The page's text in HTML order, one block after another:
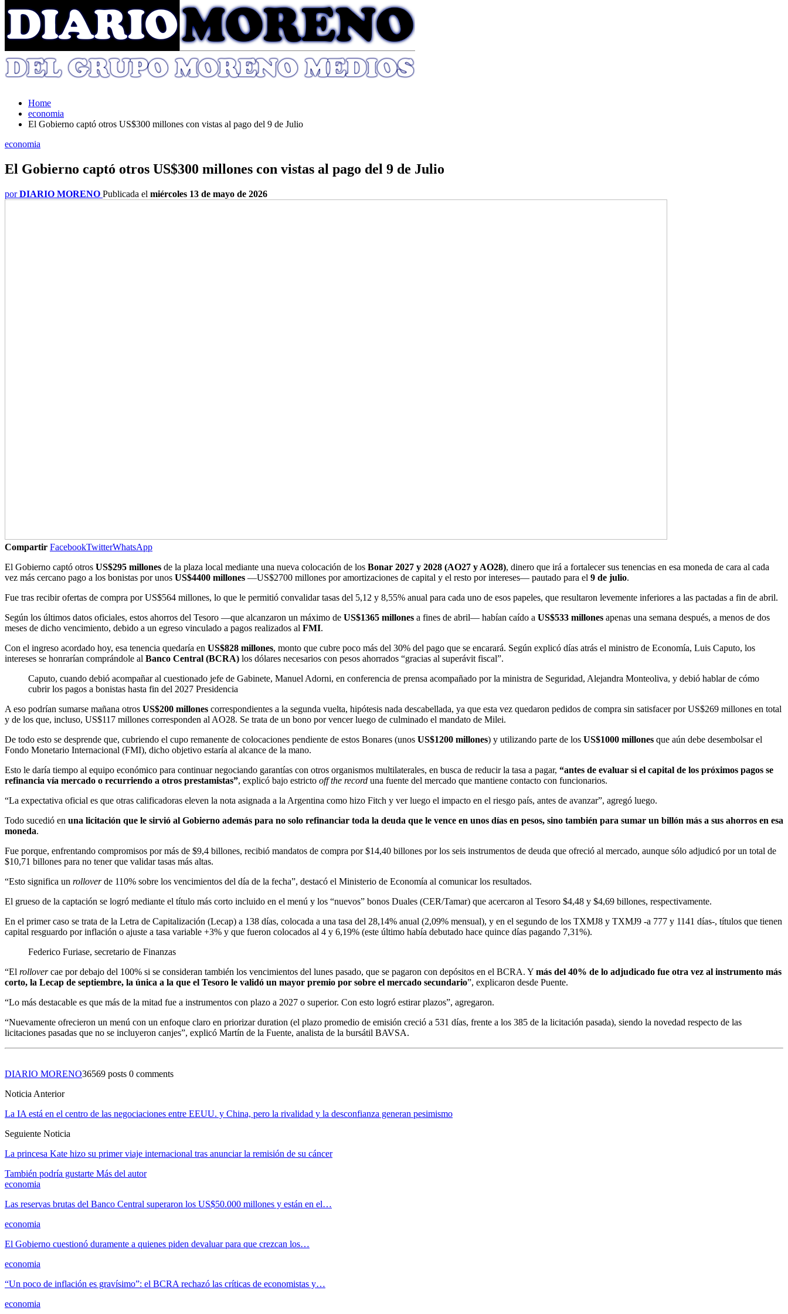
Home
economia
El Gobierno captó otros US$300 millones con vistas al pago del 9 de Julio
economia
El Gobierno captó otros US$300 millones con vistas al pago del 9 de Julio
porDIARIO MORENO Publicada el miércoles 13 de mayo de 2026
Compartir FacebookTwitterWhatsApp
El Gobierno captó otros US$295 millones de la plaza local mediante una nueva colocación de los Bonar 2027 y 2028 (AO27 y AO28), dinero que irá a fortalecer sus tenencias en esa moneda de cara al cada
vez más cercano pago a los bonistas por unos US$4400 millones —US$2700 millones por amortizaciones de capital y el resto por intereses— pautado para el 9 de julio.
Fue tras recibir ofertas de compra por US$564 millones, lo que le permitió convalidar tasas del 5,12 y 8,55% anual para cada uno de esos papeles, que resultaron levemente inferiores a las pactadas a fin de abril.
Según los últimos datos oficiales, estos ahorros del Tesoro —que alcanzaron un máximo de US$1365 millones a fines de abril— habían caído a US$533 millones apenas una semana después, a menos de dos
meses de dicho vencimiento, debido a un egreso vinculado a pagos realizados al FMI.
Con el ingreso acordado hoy, esa tenencia quedaría en US$828 millones, monto que cubre poco más del 30% del pago que se encarará. Según explicó días atrás el ministro de Economía, Luis Caputo, los
intereses se honrarían comprándole al Banco Central (BCRA) los dólares necesarios con pesos ahorrados “gracias al superávit fiscal”.
Caputo, cuando debió acompañar al cuestionado jefe de Gabinete, Manuel Adorni, en conferencia de prensa acompañado por la ministra de Seguridad, Alejandra Monteoliva, y debió hablar de cómo
cubrir los pagos a bonistas hasta fin del 2027 Presidencia
A eso podrían sumarse mañana otros US$200 millones correspondientes a la segunda vuelta, hipótesis nada descabellada, ya que esta vez quedaron pedidos de compra sin satisfacer por US$269 millones en total
y de los que, incluso, US$117 millones corresponden al AO28. Se trata de un bono por vencer luego de culminado el mandato de Milei.
De todo esto se desprende que, cubriendo el cupo remanente de colocaciones pendiente de estos Bonares (unos US$1200 millones) y utilizando parte de los US$1000 millones que aún debe desembolsar el
Fondo Monetario Internacional (FMI), dicho objetivo estaría al alcance de la mano.
Esto le daría tiempo al equipo económico para continuar negociando garantías con otros organismos multilaterales, en busca de reducir la tasa a pagar, “antes de evaluar si el capital de los próximos pagos se
refinancia vía mercado o recurriendo a otros prestamistas”, explicó bajo estricto off the record una fuente del mercado que mantiene contacto con funcionarios.
“La expectativa oficial es que otras calificadoras eleven la nota asignada a la Argentina como hizo Fitch y ver luego el impacto en el riesgo país, antes de avanzar”, agregó luego.
Todo sucedió en una licitación que le sirvió al Gobierno además para no solo refinanciar toda la deuda que le vence en unos días en pesos, sino también para sumar un billón más a sus ahorros en esa
moneda.
Fue porque, enfrentando compromisos por más de $9,4 billones, recibió mandatos de compra por $14,40 billones por los seis instrumentos de deuda que ofreció al mercado, aunque sólo adjudicó por un total de
$10,71 billones para no tener que validar tasas más altas.
“Esto significa un rolloverde 110% sobre los vencimientos del día de la fecha”, destacó el Ministerio de Economía al comunicar los resultados.
El grueso de la captación se logró mediante el título más corto incluido en el menú y los “nuevos” bonos Duales (CER/Tamar) que acercaron al Tesoro $4,48 y $4,69 billones, respectivamente.
En el primer caso se trata de la Letra de Capitalización (Lecap) a 138 días, colocada a una tasa del 28,14% anual (2,09% mensual), y en el segundo de los TXMJ8 y TXMJ9 -a 777 y 1141 días-, títulos que tienen
capital resguardo por inflación o ajuste a tasa variable +3% y que fueron colocados al 4 y 6,19% (este último había debutado hace quince días pagando 7,31%).
Federico Furiase, secretario de Finanzas
“El rollovercae por debajo del 100% si se consideran también los vencimientos del lunes pasado, que se pagaron con depósitos en el BCRA. Y más del 40% de lo adjudicado fue otra vez al instrumento más
corto, la Lecap de septiembre, la única a la que el Tesoro le validó un mayor premio por sobre el mercado secundario”, explicaron desde Puente.
“Lo más destacable es que más de la mitad fue a instrumentos con plazo a 2027 o superior. Con esto logró estirar plazos”, agregaron.
“Nuevamente ofrecieron un menú con un enfoque claro en priorizar duration (el plazo promedio de emisión creció a 531 días, frente a los 385 de la licitación pasada), siendo la novedad respecto de las
licitaciones pasadas que no se incluyeron canjes”, explicó Martín de la Fuente, analista de la bursátil BAVSA.
DIARIO MORENO36569 posts 0 comments
Noticia Anterior
La IA está en el centro de las negociaciones entre EEUU. y China, pero la rivalidad y la desconfianza generan pesimismo
Seguiente Noticia
La princesa Kate hizo su primer viaje internacional tras anunciar la remisión de su cáncer
También podría gustarte Más del autor
economia
Las reservas brutas del Banco Central superaron los US$50.000 millones y están en el…
economia
El Gobierno cuestionó duramente a quienes piden devaluar para que crezcan los…
economia
“Un poco de inflación es gravísimo”: el BCRA rechazó las críticas de economistas y…
economia